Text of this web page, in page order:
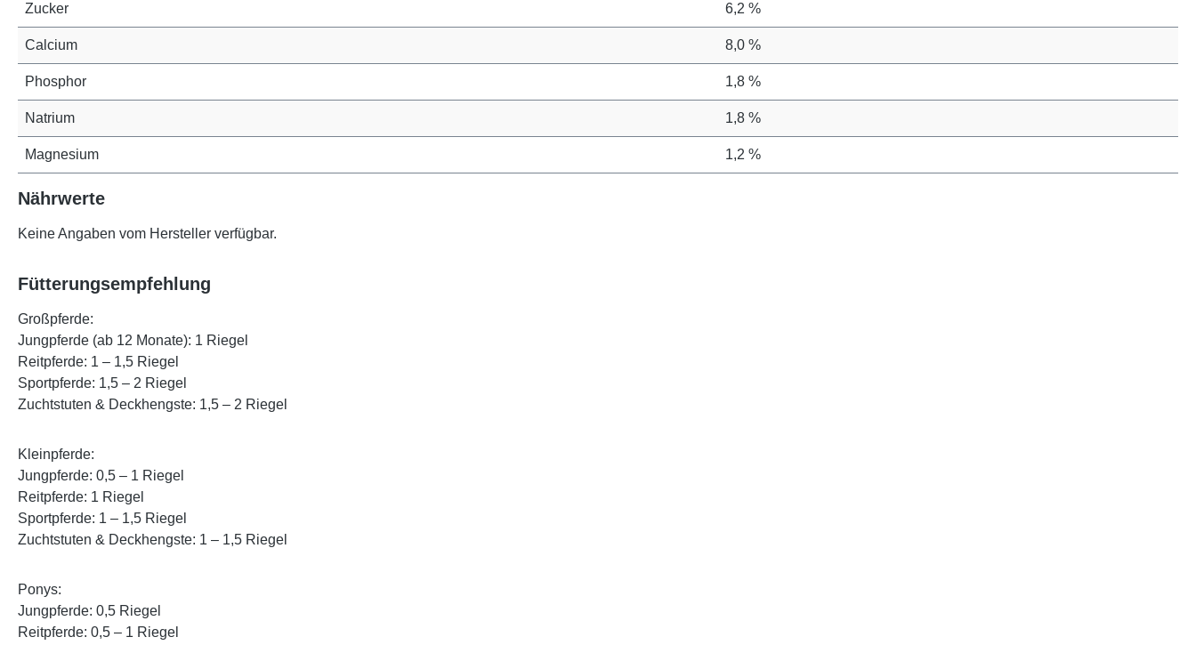
Zucker 6,2 %
Calcium 8,0 %
Phosphor 1,8 %
Natrium 1,8 %
Magnesium 1,2 %
Nährwerte
Keine Angaben vom Hersteller verfügbar.
Fütterungsempfehlung
Großpferde:
Jungpferde (ab 12 Monate): 1 Riegel
Reitpferde: 1 – 1,5 Riegel
Sportpferde: 1,5 – 2 Riegel
Zuchtstuten & Deckhengste: 1,5 – 2 Riegel
Kleinpferde:
Jungpferde: 0,5 – 1 Riegel
Reitpferde: 1 Riegel
Sportpferde: 1 – 1,5 Riegel
Zuchtstuten & Deckhengste: 1 – 1,5 Riegel
Ponys:
Jungpferde: 0,5 Riegel
Reitpferde: 0,5 – 1 Riegel